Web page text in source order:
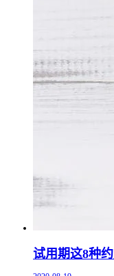
试用期这8种